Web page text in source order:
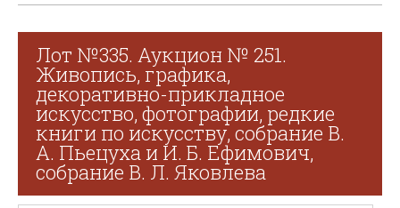
Лот №335. Аукцион № 251.
Живопись, графика,
декоративно-прикладное
искусство, фотографии, редкие
книги по искусству, собрание В.
А. Пьецуха и И. Б. Ефимович,
собрание В. Л. Яковлева